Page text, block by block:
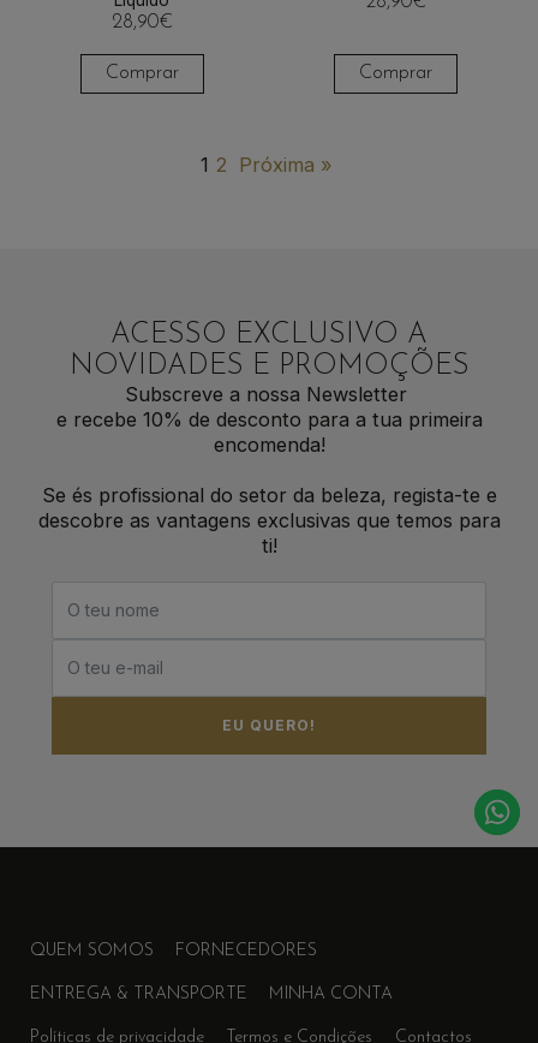
28,90€
Comprar Comprar
1 2 Próxima »
ACESSO EXCLUSIVO A
NOVIDADES E PROMOÇÕES
Subscreve a nossa Newsletter
e recebe 10% de desconto para a tua primeira
encomenda!
Se és profissional do setor da beleza, regista-te e
descobre as vantagens exclusivas que temos para
ti!
EU QUERO!
QUEM SOMOS FORNECEDORES
ENTREGA & TRANSPORTE MINHA CONTA
Políticas de privacidade Termos e Condições Contactos